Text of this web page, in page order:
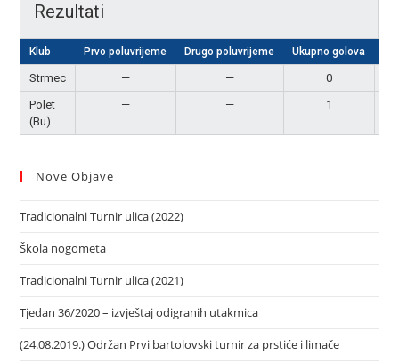
Rezultati
Klub Prvo poluvrijeme Drugo poluvrijeme Ukupno golova
Strmec — — 0
Polet
(Bu)
— — 1
Nove Objave
Tradicionalni Turnir ulica (2022)
Škola nogometa
Tradicionalni Turnir ulica (2021)
Tjedan 36/2020 – izvještaj odigranih utakmica
(24.08.2019.) Održan Prvi bartolovski turnir za prstiće i limače